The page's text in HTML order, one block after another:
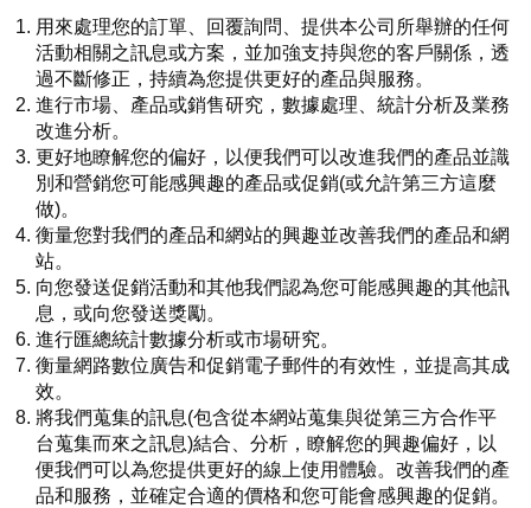
用來處理您的訂單、回覆詢問、提供本公司所舉辦的任何
活動相關之訊息或方案，並加強支持與您的客戶關係，透
過不斷修正，持續為您提供更好的產品與服務。
進行市場、產品或銷售研究，數據處理、統計分析及業務
改進分析。
更好地瞭解您的偏好，以便我們可以改進我們的產品並識
別和營銷您可能感興趣的產品或促銷(或允許第三方這麼
做)。
衡量您對我們的產品和網站的興趣並改善我們的產品和網
站。
向您發送促銷活動和其他我們認為您可能感興趣的其他訊
息，或向您發送獎勵。
進行匯總統計數據分析或市場研究。
衡量網路數位廣告和促銷電子郵件的有效性，並提高其成
效。
將我們蒐集的訊息(包含從本網站蒐集與從第三方合作平
台蒐集而來之訊息)結合、分析，瞭解您的興趣偏好，以
便我們可以為您提供更好的線上使用體驗。改善我們的產
品和服務，並確定合適的價格和您可能會感興趣的促銷。